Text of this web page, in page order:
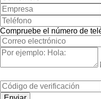
Compruebe el número de